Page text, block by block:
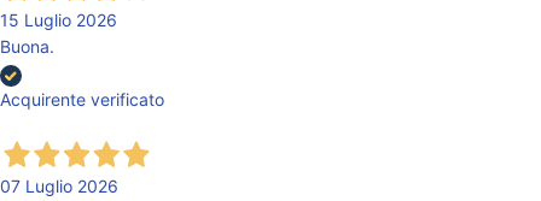
15 Luglio 2026
Buona.
Acquirente verificato
07 Luglio 2026